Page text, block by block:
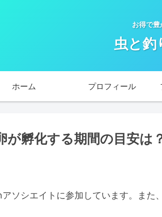
お得で豊
虫と釣
ホーム プロフィール
が孵化する期間の目安は
ソシエイトに参加しています。また